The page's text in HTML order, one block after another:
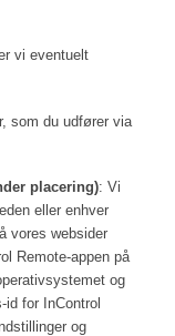
vi eventuelt
som du udfører via
placering): Vi
eller enhver
vores websider
Remote-appen på
og
id for InControl
og